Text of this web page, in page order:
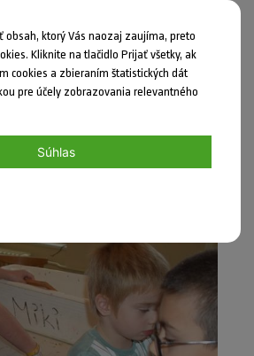
obsah, ktorý Vás naozaj zaujíma, preto
Kliknite na tlačidlo Prijať všetky, ak
cookies a zbieraním štatistických dát
pre účely zobrazovania relevantného
Súhlas